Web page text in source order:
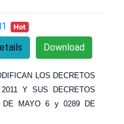
Hot
Download
LOS DECRETOS
Y SUS DECRETOS
DE MAYO 6 y 0289 DE